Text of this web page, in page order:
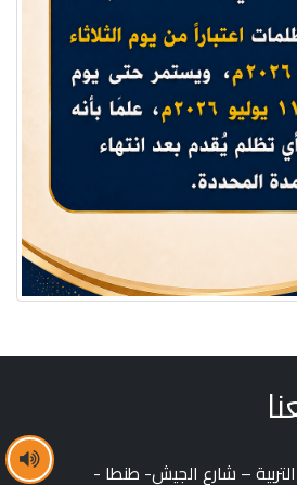
– شارع الجيش- طنطا -